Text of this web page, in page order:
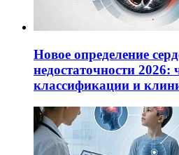
Новое определение
недостаточности 2026:
классификации и